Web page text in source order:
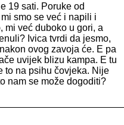
19 sati. Poruke od
smo se već i napili i
mi već duboko u gori, a
Ivica tvrdi da jesmo,
ovog zavoja će. E pa
uvijek blizu kampa. E tu
to na psihu čovjeka. Nije
nam se može dogoditi?